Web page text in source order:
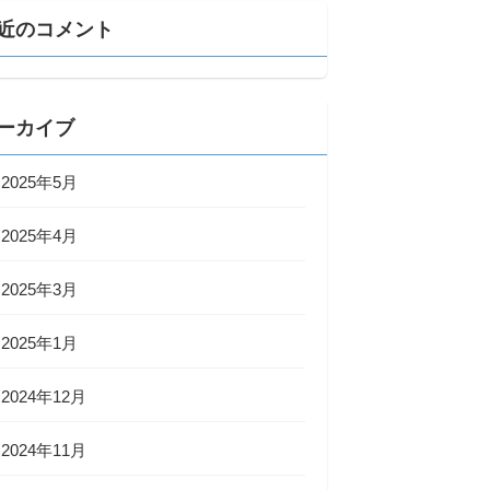
のコメント
カイブ
2025年5月
2025年4月
2025年3月
2025年1月
2024年12月
2024年11月